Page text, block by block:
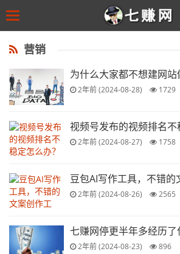
to
content
Toggle
营销
为什么大家都不想建网站
2年前 (2024-08-28) 1729
视频号发布的视频排名不
2年前 (2024-08-27) 1758
豆包AI写作工具，不错的
2年前 (2024-08-26) 2565
七赚网停更半年多经历
2年前 (2024-08-23) 896